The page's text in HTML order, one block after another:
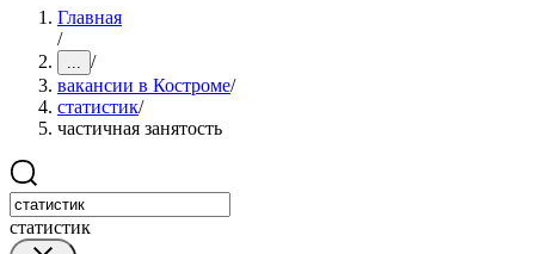
Главная
/
... /
вакансии в Костроме/
статистик/
частичная занятость
статистик